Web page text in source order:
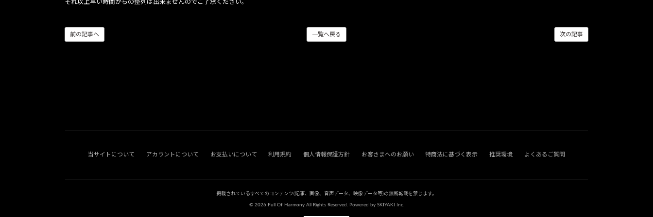
それ以上早い時間からの整列は出来ませんのでご了承ください。
次の記事
一覧へ戻る
前の記事へ
当サイトについて アカウントについて お支払いについて 利用規約 個人情報保護方針 お客さまへのお願い 特商法に基づく表示 推奨環境 よくあるご質問
掲載されているすべてのコンテンツ(記事、画像、音声データ、映像データ等)の無断転載を禁じます。
© 2026 Full Of Harmony All Rights Reserved. Powered by SKIYAKI Inc.